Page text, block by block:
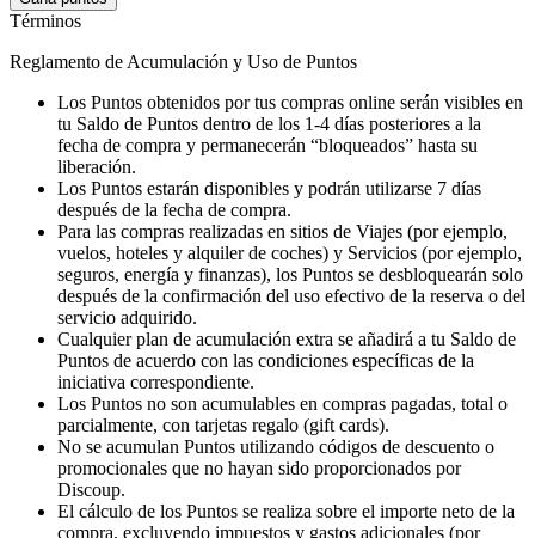
Términos
Reglamento de Acumulación y Uso de Puntos
Los Puntos obtenidos por tus compras online serán visibles en
tu Saldo de Puntos dentro de los 1-4 días posteriores a la
fecha de compra y permanecerán “bloqueados” hasta su
liberación.
Los Puntos estarán disponibles y podrán utilizarse 7 días
después de la fecha de compra.
Para las compras realizadas en sitios de Viajes (por ejemplo,
vuelos, hoteles y alquiler de coches) y Servicios (por ejemplo,
seguros, energía y finanzas), los Puntos se desbloquearán solo
después de la confirmación del uso efectivo de la reserva o del
servicio adquirido.
Cualquier plan de acumulación extra se añadirá a tu Saldo de
Puntos de acuerdo con las condiciones específicas de la
iniciativa correspondiente.
Los Puntos no son acumulables en compras pagadas, total o
parcialmente, con tarjetas regalo (gift cards).
No se acumulan Puntos utilizando códigos de descuento o
promocionales que no hayan sido proporcionados por
Discoup.
El cálculo de los Puntos se realiza sobre el importe neto de la
compra, excluyendo impuestos y gastos adicionales (por